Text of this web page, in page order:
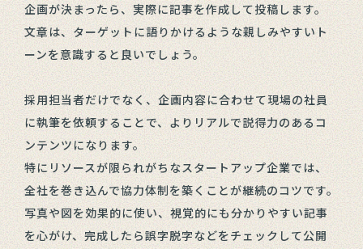
企画が決まったら、実際に記事を作成して投稿します。
文章は、ターゲットに語りかけるような親しみやすいト
ーンを意識すると良いでしょう。
採用担当者だけでなく、企画内容に合わせて現場の社員
に執筆を依頼することで、よりリアルで説得力のあるコ
ンテンツになります。
特にリソースが限られがちなスタートアップ企業では、
全社を巻き込んで協力体制を築くことが継続のコツです。
写真や図を効果的に使い、視覚的にも分かりやすい記事
を心がけ、完成したら誤字脱字などをチェックして公開